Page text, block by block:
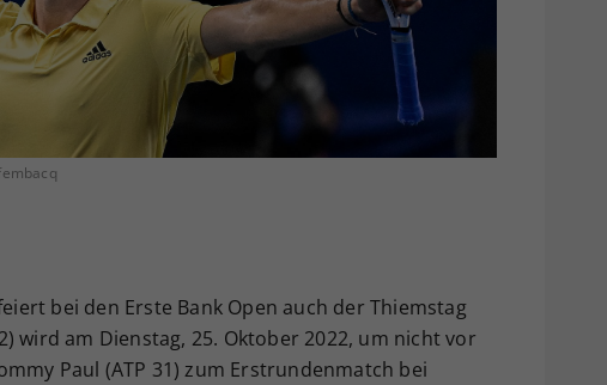
bei den Erste Bank Open auch der Thiemstag
wird am Dienstag, 25. Oktober 2022, um nicht vor
Paul (ATP 31) zum Erstrundenmatch bei
Ihrer vorgenommen Einstellungen, falls der
Webseiten-Betreiber dies eingestellt hat.